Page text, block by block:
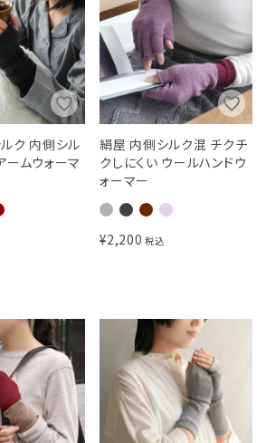
ク 内側シル
ームウォーマ
絹屋 内側シルク混 チクチ
クしにくい ウールハンドウ
ォーマー
¥2,200 税込